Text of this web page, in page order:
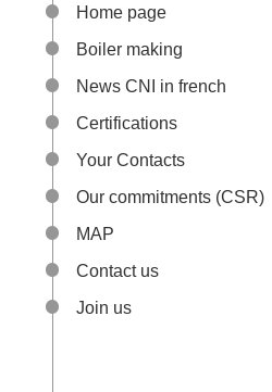
Home page
Boiler making
News CNI in french
Certifications
Your Contacts
Our commitments (CSR)
MAP
Contact us
Join us